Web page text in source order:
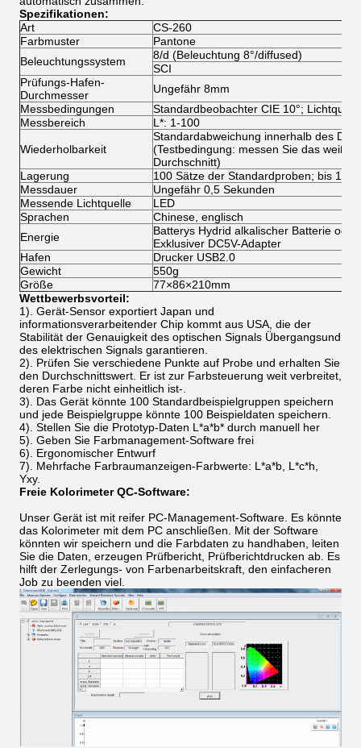
Spezifikationen:
Art
CS-260
Farbmuster
Pantone
Beleuchtungssystem
8/d (Beleuchtung 8°/diffused)
SCI
Prüfungs-Hafen-
Durchmesser
Ungefähr 8mm
Messbedingungen
Standardbeobachter CIE 10°;
Messbereich
L*: 1-100
Wiederholbarkeit
Standardabweichung innerhalb des
(Testbedingung: messen Sie das weiße
Durchschnitt)
Lagerung
100 Sätze der Standardproben; bis 100
Messdauer
Ungefähr 0,5 Sekunden
Messende Lichtquelle
LED
Sprachen
Chinese, englisch
Energie
Batterys Hydrid alkalischer Batterie
Exklusiver DC5V-Adapter
Hafen
Drucker USB2.0
Gewicht
550g
Größe
77×86×210mm
Wettbewerbsvorteil:
1). Gerät-Sensor exportiert Japan und
informationsverarbeitender Chip kommt aus USA, die der
Stabilität der Genauigkeit des optischen Signals Übergangsund
des elektrischen Signals garantieren.
2).
Prüfen Sie verschiedene Punkte auf Probe und erhalten Sie
den Durchschnittswert. Er ist zur Farbsteuerung weit verbreitet,
deren Farbe nicht einheitlich ist-.
3).
Das Gerät könnte 100 Standardbeispielgruppen speichern
und jede Beispielgruppe könnte 100 Beispieldaten speichern.
4). Stellen Sie die Prototyp-Daten L*a*b* durch manuell her
5). Geben Sie Farbmanagement-Software frei
6).
Ergonomischer Entwurf
7). Mehrfache Farbraumanzeigen-Farbwerte: L*a*b, L*c*h,
Yxy.
Freie Kolorimeter QC-Software:
Unser Gerät ist mit reifer PC-Management-Software. Es könnte
das Kolorimeter mit dem PC anschließen. Mit der Software
könnten wir speichern und die Farbdaten zu handhaben, leiten
Sie die Daten, erzeugen Prüfbericht, Prüfberichtdrucken ab. Es
hilft der Zerlegungs- von Farbenarbeitskraft, den einfacheren
Job zu beenden viel.